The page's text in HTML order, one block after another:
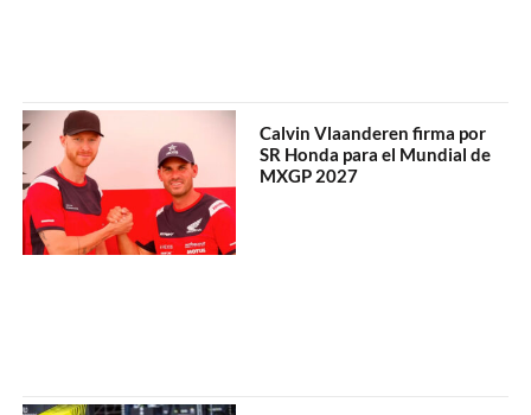
Calvin Vlaanderen firma por
SR Honda para el Mundial de
MXGP 2027